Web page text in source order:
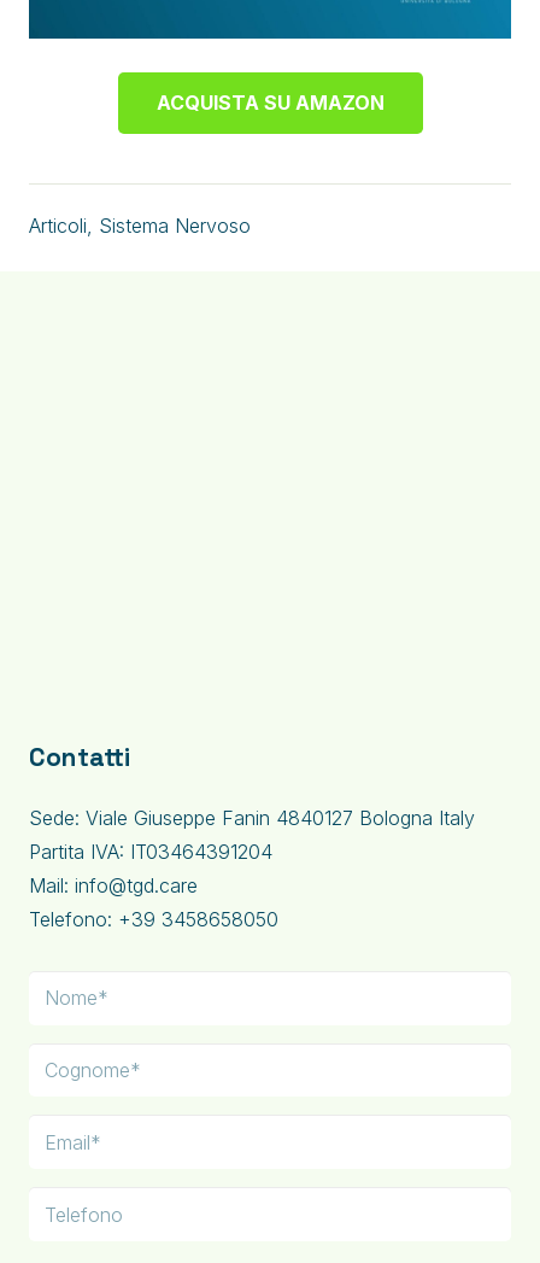
ACQUISTA SU AMAZON
Articoli Sistema Nervoso
Contatti
Sede: Viale Giuseppe Fanin 4840127 Bologna Italy
Partita IVA: IT03464391204
Mail: info@tgd.care
Telefono: +39 3458658050